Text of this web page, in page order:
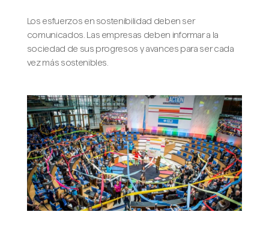
Los esfuerzos en sostenibilidad deben ser
comunicados. Las empresas deben informar a la
sociedad de sus progresos y avances para ser cada
vez más sostenibles.